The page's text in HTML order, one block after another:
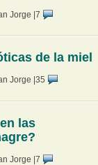
Jorge | 7
de la miel
Jorge | 35
las
Jorge | 7